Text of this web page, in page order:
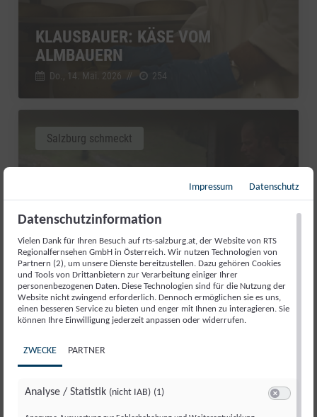
KLAUSBAUER: KÄSE VOM
ALMBAUERN
Do., 14. Mai. 2026 // 254
INHÖGBAUER: QUALITÄT OHNE
UMWEGE
Do., 14. Mai. 2026
Salzburg schmeckt
Impressum Datenschutz
Datenschutzinformation
Vielen Dank für Ihren Besuch auf rts-salzburg.at, der Website von RTS
Regionalfernsehen GmbH in Österreich. Wir nutzen Technologien von
Partnern (2), um unsere Dienste bereitzustellen. Dazu gehören Cookies
und Tools von Drittanbietern zur Verarbeitung einiger Ihrer
personenbezogenen Daten. Diese Technologien sind für die Nutzung der
Website nicht zwingend erforderlich. Dennoch ermöglichen sie es uns,
einen besseren Service zu bieten und enger mit Ihnen zu interagieren. Sie
können Ihre Einwilligung jederzeit anpassen oder widerrufen.
ZWECKE PARTNER
Analyse / Statistik (nicht IAB) (1)